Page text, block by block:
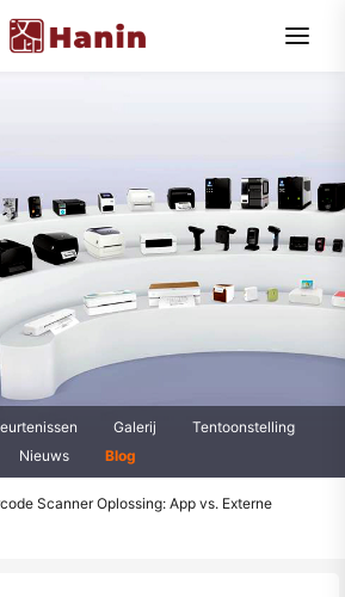
Galerij
Tentoonstelling
Nieuws
Blog
Scanner Oplossing: App vs. Externe